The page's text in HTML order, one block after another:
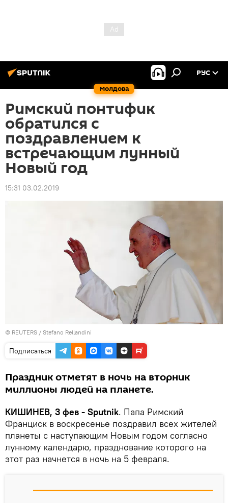
Молдова
РУС
Римский понтифик
обратился с
поздравлением к
встречающим лунный
Новый год
15:31 03.02.2019
© REUTERS / Stefano Rellandini
Подписаться
Праздник отметят в ночь на вторник
миллионы людей на планете.
КИШИНЕВ, 3 фев - Sputnik. Папа Римский
Франциск в воскресенье поздравил всех жителей
планеты с наступающим Новым годом согласно
лунному календарю, празднование которого на
этот раз начнется в ночь на 5 февраля.